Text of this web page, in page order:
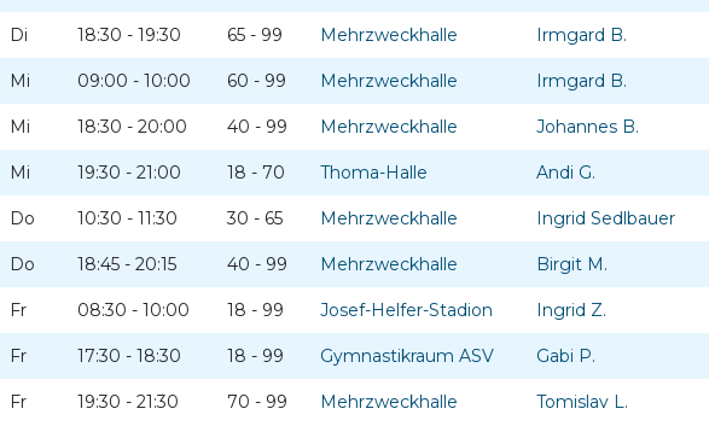
Di 18:30 - 19:30 65 - 99 Mehrzweckhalle Irmgard B.
Mi 09:00 - 10:00 60 - 99 Mehrzweckhalle Irmgard B.
Mi 18:30 - 20:00 40 - 99 Mehrzweckhalle Johannes B.
Mi 19:30 - 21:00 18 - 70 Thoma-Halle Andi G.
Do 10:30 - 11:30 30 - 65 Mehrzweckhalle Ingrid Sedlbauer
Do 18:45 - 20:15 40 - 99 Mehrzweckhalle Birgit M.
Fr 08:30 - 10:00 18 - 99 Josef-Helfer-Stadion Ingrid Z.
Fr 17:30 - 18:30 18 - 99 Gymnastikraum ASV Gabi P.
Fr 19:30 - 21:30 70 - 99 Mehrzweckhalle Tomislav L.